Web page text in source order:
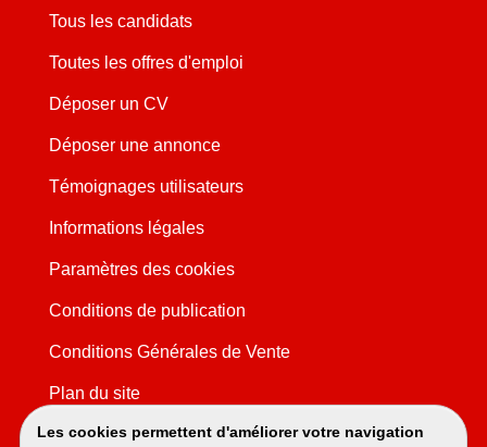
Les cookies permettent d'améliorer votre navigation
Tous les candidats
Toutes les offres d'emploi
Déposer un CV
Déposer une annonce
Témoignages utilisateurs
Informations légales
Paramètres des cookies
Conditions de publication
Conditions Générales de Vente
Plan du site